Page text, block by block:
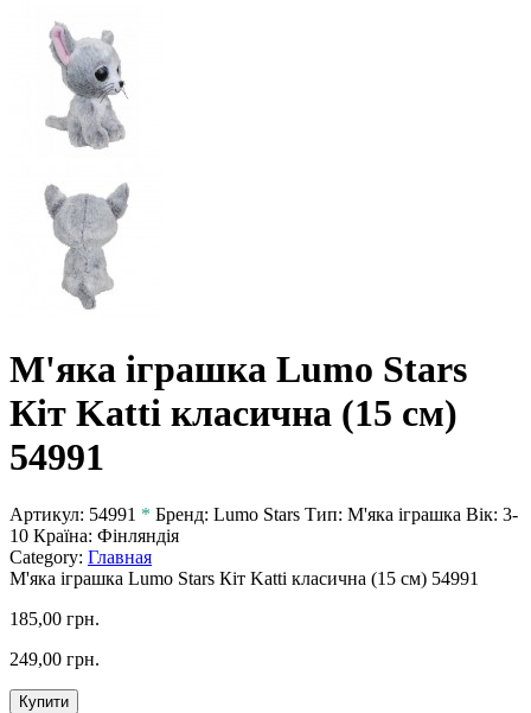
М'яка іграшка Lumo Stars
Кіт Katti класична (15 см)
54991
Артикул: 54991 * Бренд: Lumo Stars Тип: М'яка іграшка Вік: 3-
10 Країна: Фінляндія
Category: Главная
М'яка іграшка Lumo Stars Кіт Katti класична (15 см) 54991
185,00 грн.
249,00 грн.
Купити